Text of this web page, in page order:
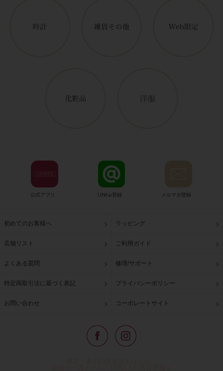
公式アプリ LINE@登録 メルマガ登録
初めてのお客様へ ラッピング
店舗リスト ご利用ガイド
よくある質問 修理/サポート
特定商取引法に基づく表記 プライバシーポリシー
お問い合わせ コーポレートサイト